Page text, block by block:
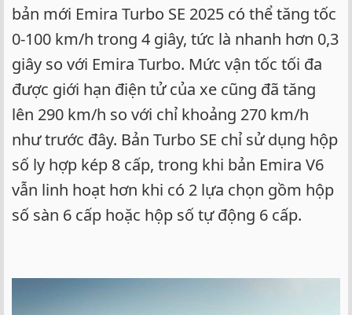
bản mới Emira Turbo SE 2025 có thể tăng tốc
0-100 km/h trong 4 giây, tức là nhanh hơn 0,3
giây so với Emira Turbo. Mức vận tốc tối đa
được giới hạn điện tử của xe cũng đã tăng
lên 290 km/h so với chỉ khoảng 270 km/h
như trước đây. Bản Turbo SE chỉ sử dụng hộp
số ly hợp kép 8 cấp, trong khi bản Emira V6
vẫn linh hoạt hơn khi có 2 lựa chọn gồm hộp
số sàn 6 cấp hoặc hộp số tự động 6 cấp.